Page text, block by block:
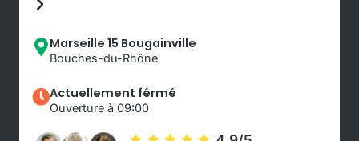
Marseille 15 Bougainville
Bouches-du-Rhône
Actuellement férmé
Ouverture à 09:00